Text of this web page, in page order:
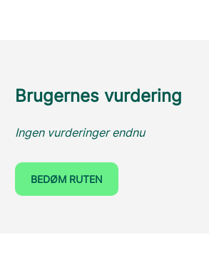
Brugernes vurdering
Ingen vurderinger endnu
BEDØM RUTEN